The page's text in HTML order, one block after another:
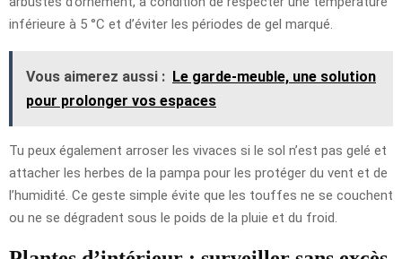
inférieure à 5 °C et d’éviter les périodes de gel marqué.
Vous aimerez aussi : Le garde-meuble, une solution
pour prolonger vos espaces
Tu peux également arroser les vivaces si le sol n’est pas gelé et
attacher les herbes de la pampa pour les protéger du vent et de
l’humidité. Ce geste simple évite que les touffes ne se couchent
ou ne se dégradent sous le poids de la pluie et du froid.